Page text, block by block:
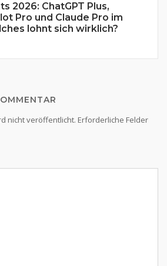
2026: ChatGPT Plus,
Pro und Claude Pro im
lohnt sich wirklich?
nicht veröffentlicht. Erforderliche Felder